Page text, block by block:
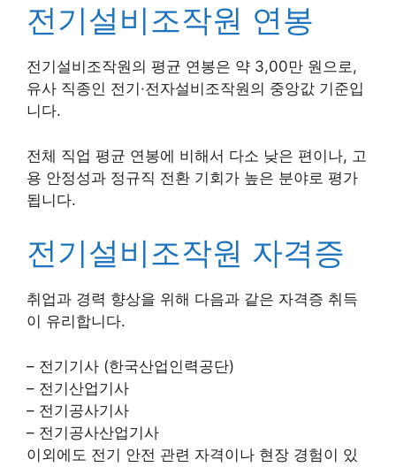
전기설비조작원 연봉
전기설비조작원의 평균 연봉은 약 3,00만 원으로,
유사 직종인 전기·전자설비조작원의 중앙값 기준입
니다.
전체 직업 평균 연봉에 비해서 다소 낮은 편이나, 고
용 안정성과 정규직 전환 기회가 높은 분야로 평가
됩니다.
전기설비조작원 자격증
취업과 경력 향상을 위해 다음과 같은 자격증 취득
이 유리합니다.
– 전기기사 (한국산업인력공단)
– 전기산업기사
– 전기공사기사
– 전기공사산업기사
이외에도 전기 안전 관련 자격이나 현장 경험이 있